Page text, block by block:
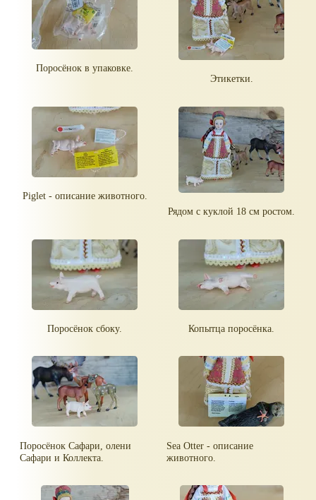
Поросёнок в упаковке.
Этикетки.
Piglet - описание животного.
Рядом с куклой 18 см ростом.
Поросёнок сбоку. Копытца поросёнка.
Поросёнок Сафари, олени
Сафари и Коллекта.
Sea Otter - описание
животного.